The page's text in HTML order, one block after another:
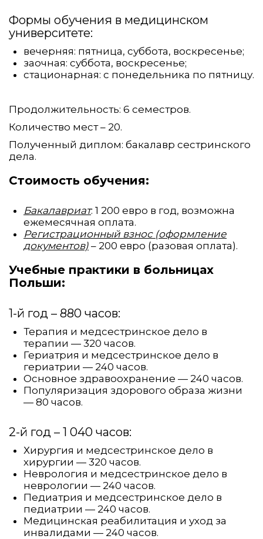
Формы обучения в медицинском
университете:
вечерняя: пятница, суббота, воскресенье;
заочная: суббота, воскресенье;
стационарная: с понедельника по пятницу.
Продолжительность: 6 семестров.
Количество мест – 20.
Полученный диплом: бакалавр сестринского
дела.
Стоимость обучения:
Бакалавриат: 1 200 евро в год, возможна
ежемесячная оплата.
Регистрационный взнос (оформление
документов) – 200 евро (разовая оплата).
Учебные практики в больницах
Польши:
1-й год – 880 часов:
Терапия и медсестринское дело в
терапии — 320 часов.
Гериатрия и медсестринское дело в
гериатрии — 240 часов.
Основное здравоохранение — 240 часов.
Популяризация здорового образа жизни
— 80 часов.
2-й год – 1 040 часов:
Хирургия и медсестринское дело в
хирургии — 320 часов.
Неврология и медсестринское дело в
неврологии — 240 часов.
Педиатрия и медсестринское дело в
педиатрии — 240 часов.
Медицинская реабилитация и уход за
инвалидами — 240 часов.